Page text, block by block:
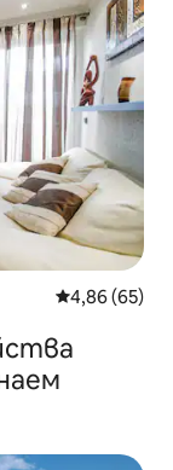
Средна
4,86 (65)